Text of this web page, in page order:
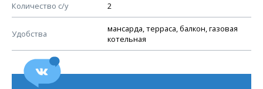
Количество с/у 2
Удобства
мансарда, терраса, балкон, газовая
котельная
План кровли